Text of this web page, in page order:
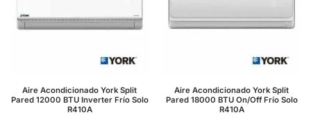
Aire Acondicionado York Split
Pared 12000 BTU Inverter Frío Solo
R410A
Aire Acondicionado York Split
Pared 18000 BTU On/Off Frío Solo
R410A